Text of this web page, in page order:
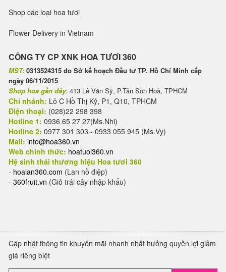
Shop các loại hoa tươi
Flower Delivery in Vietnam
CÔNG TY CP XNK HOA TƯƠI 360
MST: 0313524315 do Sở kế hoạch Đầu tư TP. Hồ Chí Minh cấp
ngày 06/11/2015
Shop hoa gần đây: 413 Lê Văn Sỹ, P.Tân Sơn Hoà, TPHCM
Chi nhánh: Lô C Hồ Thị Kỷ, P1, Q10, TPHCM
Điện thoại: (028)22 298 398
Hotline 1: 0936 65 27 27(Ms.Nhi)
Hotline 2: 0977 301 303 - 0933 055 945 (Ms.Vy)
Mail: info@hoa360.vn
Web chính thức: hoatuoi360.vn
Hệ sinh thái thương hiệu Hoa tươi 360
- hoalan360.com (Lan hồ điệp)
- 360fruit.vn (Giỏ trái cây nhập khẩu)
Cập nhật thông tin khuyến mãi nhanh nhất hưởng quyền lợi giảm
giá riêng biệt